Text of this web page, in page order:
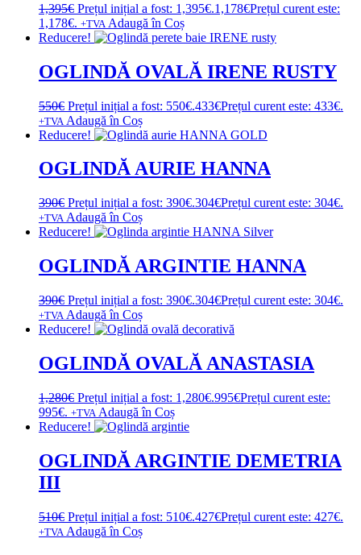
1,395€ Prețul inițial a fost: 1,395€.1,178€Prețul curent este:
1,178€. +TVA Adaugă în Coș
Reducere!
OGLINDĂ OVALĂ IRENE RUSTY
550€ Prețul inițial a fost: 550€.433€Prețul curent este: 433€.
+TVA Adaugă în Coș
Reducere!
OGLINDĂ AURIE HANNA
390€ Prețul inițial a fost: 390€.304€Prețul curent este: 304€.
+TVA Adaugă în Coș
Reducere!
OGLINDĂ ARGINTIE HANNA
390€ Prețul inițial a fost: 390€.304€Prețul curent este: 304€.
+TVA Adaugă în Coș
Reducere!
OGLINDĂ OVALĂ ANASTASIA
1,280€ Prețul inițial a fost: 1,280€.995€Prețul curent este:
995€. +TVA Adaugă în Coș
Reducere!
OGLINDĂ ARGINTIE DEMETRIA
III
510€ Prețul inițial a fost: 510€.427€Prețul curent este: 427€.
+TVA Adaugă în Coș